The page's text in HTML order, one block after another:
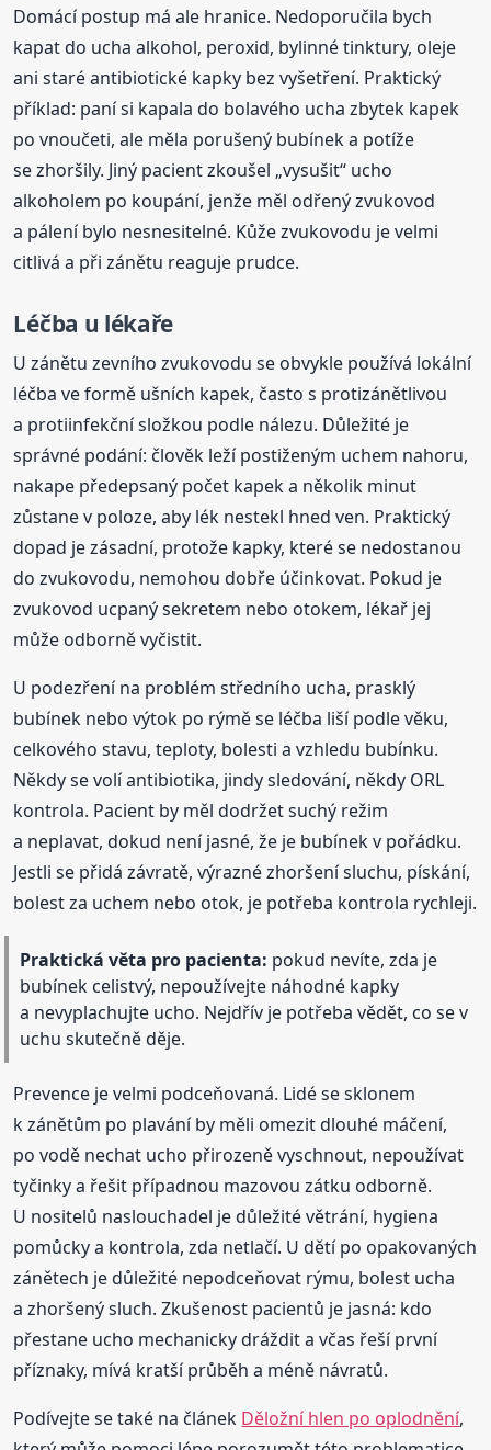
Domácí postup má ale hranice. Nedoporučila bych
kapat do ucha alkohol, peroxid, bylinné tinktury, oleje
ani staré antibiotické kapky bez vyšetření. Praktický
příklad: paní si kapala do bolavého ucha zbytek kapek
po vnoučeti, ale měla porušený bubínek a potíže
se zhoršily. Jiný pacient zkoušel „vysušit“ ucho
alkoholem po koupání, jenže měl odřený zvukovod
a pálení bylo nesnesitelné. Kůže zvukovodu je velmi
citlivá a při zánětu reaguje prudce.
Léčba u lékaře
U zánětu zevního zvukovodu se obvykle používá lokální
léčba ve formě ušních kapek, často s protizánětlivou
a protiinfekční složkou podle nálezu. Důležité je
správné podání: člověk leží postiženým uchem nahoru,
nakape předepsaný počet kapek a několik minut
zůstane v poloze, aby lék nestekl hned ven. Praktický
dopad je zásadní, protože kapky, které se nedostanou
do zvukovodu, nemohou dobře účinkovat. Pokud je
zvukovod ucpaný sekretem nebo otokem, lékař jej
může odborně vyčistit.
U podezření na problém středního ucha, prasklý
bubínek nebo výtok po rýmě se léčba liší podle věku,
celkového stavu, teploty, bolesti a vzhledu bubínku.
Někdy se volí antibiotika, jindy sledování, někdy ORL
kontrola. Pacient by měl dodržet suchý režim
a neplavat, dokud není jasné, že je bubínek v pořádku.
Jestli se přidá závratě, výrazné zhoršení sluchu, pískání,
bolest za uchem nebo otok, je potřeba kontrola rychleji.
Praktická věta pro pacienta: pokud nevíte, zda je
bubínek celistvý, nepoužívejte náhodné kapky
a nevyplachujte ucho. Nejdřív je potřeba vědět, co se v
uchu skutečně děje.
Prevence je velmi podceňovaná. Lidé se sklonem
k zánětům po plavání by měli omezit dlouhé máčení,
po vodě nechat ucho přirozeně vyschnout, nepoužívat
tyčinky a řešit případnou mazovou zátku odborně.
U nositelů naslouchadel je důležité větrání, hygiena
pomůcky a kontrola, zda netlačí. U dětí po opakovaných
zánětech je důležité nepodceňovat rýmu, bolest ucha
a zhoršený sluch. Zkušenost pacientů je jasná: kdo
přestane ucho mechanicky dráždit a včas řeší první
příznaky, mívá kratší průběh a méně návratů.
Podívejte se také na článek Děložní hlen po oplodnění,